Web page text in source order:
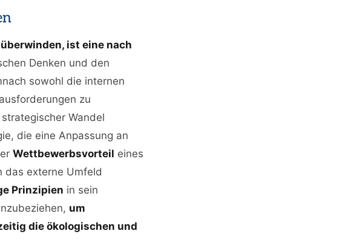
ist eine nach
Denken und den
sowohl die internen
zu
Wandel
die eine Anpassung an
Wettbewerbsvorteil eines
das externe Umfeld
Prinzipien in sein
um
die ökologischen und